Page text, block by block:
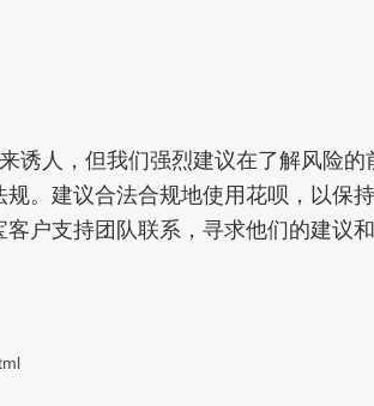
诱人，但我们强烈建议在了解风险
。建议合法合规地使用花呗，以保
户支持团队联系，寻求他们的建议和